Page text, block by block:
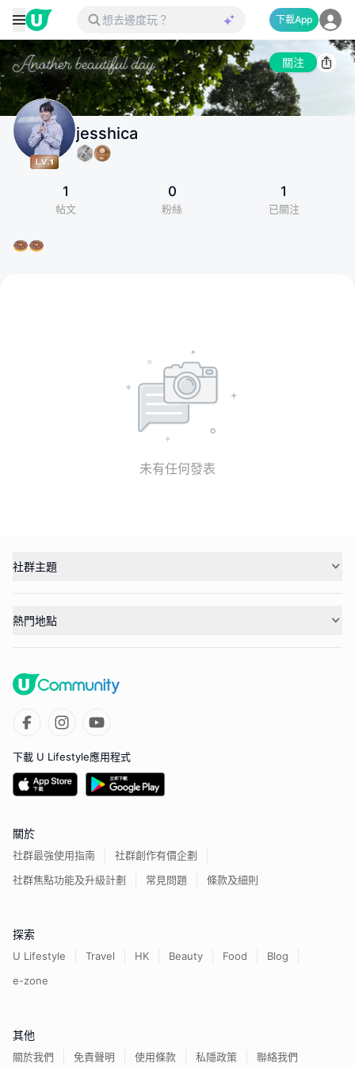
下載App
關注
jesshica
1
帖文
0
粉絲
1
已關注
🍩🍩
未有任何發表
社群主題
熱門地點
下載 U Lifestyle應用程式
關於
社群最強使用指南
社群創作有價企劃
社群焦點功能及升級計劃
常見問題 條款及細則
探索
U Lifestyle Travel HK Beauty Food
Blog
e-zone
其他
關於我們 免責聲明 使用條款 私隱政策 聯絡我們